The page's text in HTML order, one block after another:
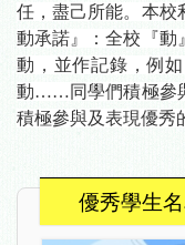
任，盡己所能。本校
動承諾』：全校『動
動，並作記錄，例
動……同學們積極參
積極參與及表現優秀
優秀學生